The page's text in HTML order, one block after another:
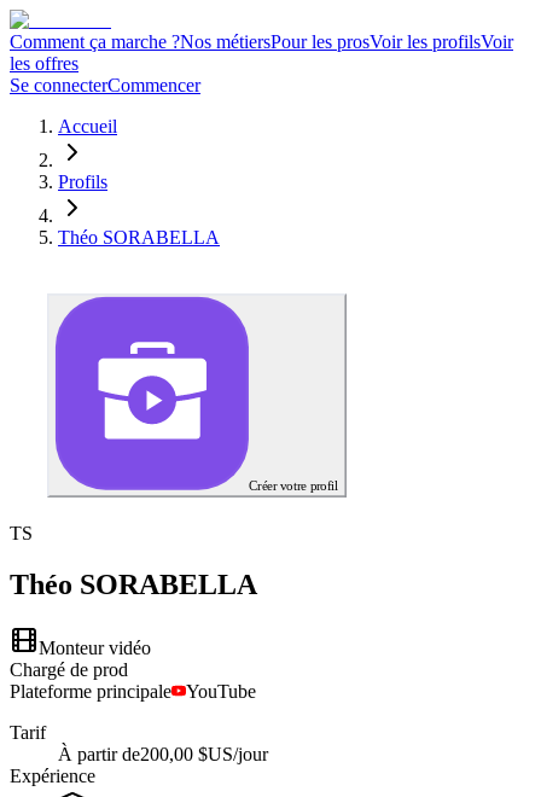
Comment ça marche ?Nos métiersPour les prosVoir les profilsVoir
les offres
Se connecterCommencer
Accueil
Profils
Théo SORABELLA
Créer votre profil
TS
Théo SORABELLA
Monteur vidéo
Chargé de prod
Plateforme principale
YouTube
Tarif
À partir de200,00 $US/jour
Expérience